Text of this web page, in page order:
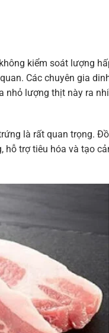
kiểm soát lượng
Các chuyên gia
nhỏ lượng thịt này ra
là rất quan trọng.
hỗ trợ tiêu hóa và tạo